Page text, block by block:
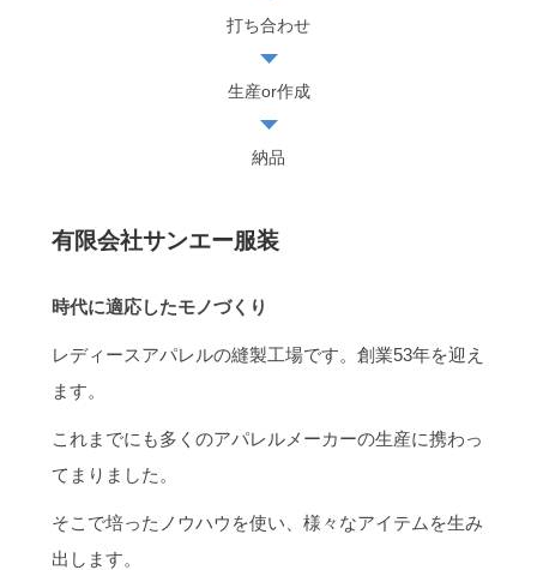
打ち合わせ
生産or作成
納品
有限会社サンエー服装
時代に適応したモノづくり
レディースアパレルの縫製工場です。創業53年を迎え
ます。
これまでにも多くのアパレルメーカーの生産に携わっ
てまりました。
そこで培ったノウハウを使い、様々なアイテムを生み
出します。